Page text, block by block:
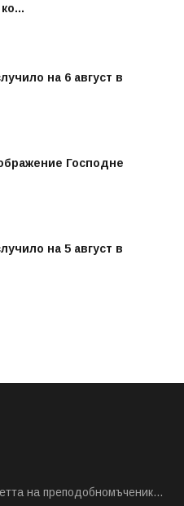
на 6 август в
Господне
на 5 август в
на преподобномъченик...